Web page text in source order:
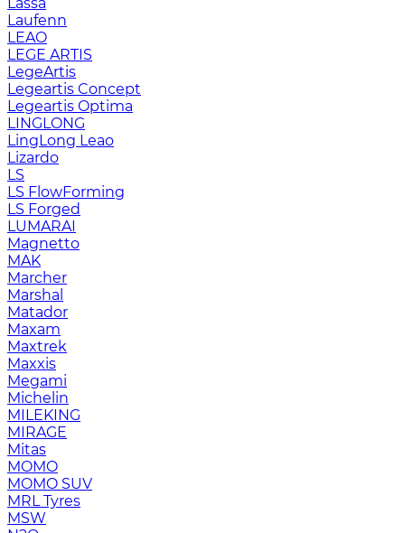
Laufenn
LEAO
LEGE ARTIS
LegeArtis
Legeartis Concept
Legeartis Optima
LINGLONG
LingLong Leao
Lizardo
LS
LS FlowForming
LS Forged
LUMARAI
Magnetto
MAK
Marcher
Marshal
Matador
Maxam
Maxtrek
Maxxis
Megami
Michelin
MILEKING
MIRAGE
Mitas
MOMO
MOMO SUV
MRL Tyres
MSW